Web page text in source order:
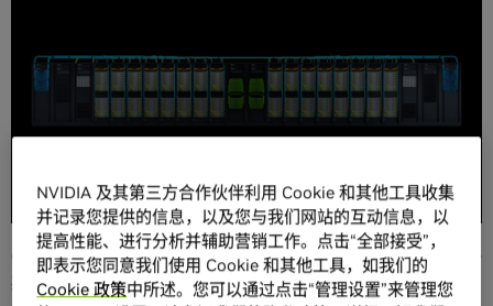
大的、1-Exaflop、144TB GPU，用于支持生成式AI、推荐系
统和数据处理的巨型模型
COMPUTEX——2023年5月29日——NVIDIA今天宣布推出一
款新型大内存AI超级计算机——由NVIDIA®GH200 Grace
NVIDIA 及其第三方合作伙伴利用 Cookie 和其他工具收集
并记录您提供的信息，以及您与我们网站的互动信息，以
提高性能、进行分析并辅助营销工作。点击“全部接受”，
即表示您同意我们使用 Cookie 和其他工具，如我们的
Cookie 政策中所述。您可以通过点击“管理设置”来管理您